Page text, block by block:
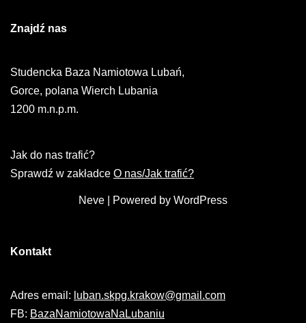
Znajdź nas
Studencka Baza Namiotowa Lubań,
Gorce, polana Wierch Lubania
1200 m.n.p.m.
Jak do nas trafić?
Sprawdź w zakładce O nas/Jak trafić?
Neve | Powered by WordPress
Kontakt
Adres email: luban.skpg.krakow@gmail.com
FB: BazaNamiotowaNaLubaniu